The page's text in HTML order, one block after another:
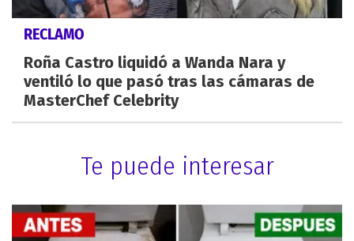
RECLAMO
Roña Castro liquidó a Wanda Nara y
ventiló lo que pasó tras las cámaras de
MasterChef Celebrity
Te puede interesar